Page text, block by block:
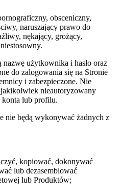
obsceniczny,
naruszający prawo do
nękający, grożący,
użytkownika i hasło oraz
do zalogowania się na Stronie
i zabezpieczone. Nie
nieautoryzowany
konta lub profilu.
nie będą wykonywać żadnych z
kopiować, dokonywać
lub dezasemblować
lub Produktów;